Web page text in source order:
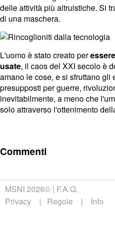
delle attività più altruistiche. Si
di una maschera.
L'uomo è stato creato per
usate, il caos del XXI secolo è
amano le cose, e si sfruttano gli
presupposti per guerre,
inevitabilmente, a meno che
solo attraverso l'ottenimento
Commenti
MSNI 2026© F.A.Q.
Privacy
Regole Info